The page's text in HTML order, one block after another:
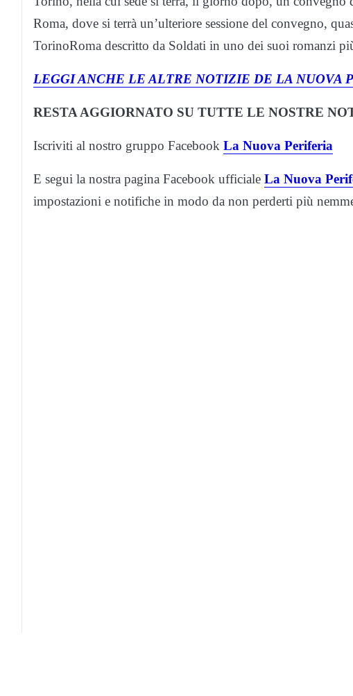
Roma, dove si terrà un’ulteriore sessione del convegno,
TorinoRoma descritto da Soldati in uno dei suoi romanzi
LEGGI ANCHE LE ALTRE NOTIZIE DE LA NUOVA
RESTA AGGIORNATO SU TUTTE LE NOSTRE
Iscriviti al nostro gruppo Facebook La Nuova Periferia
E segui la nostra pagina Facebook ufficiale La Nuova
impostazioni e notifiche in modo da non perderti più